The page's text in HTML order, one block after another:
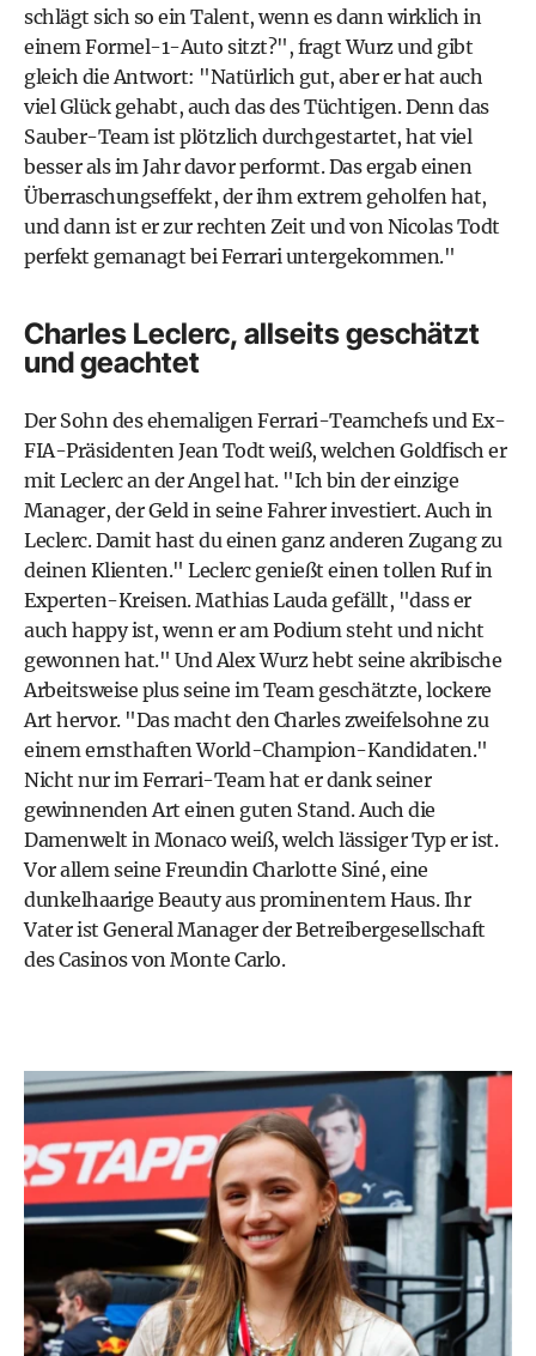
schlägt sich so ein Talent, wenn es dann wirklich in
einem Formel-1-Auto sitzt?", fragt Wurz und gibt
gleich die Antwort: "Natürlich gut, aber er hat auch
viel Glück gehabt, auch das des Tüchtigen. Denn das
Sauber-Team ist plötzlich durchgestartet, hat viel
besser als im Jahr davor performt. Das ergab einen
Überraschungseffekt, der ihm extrem geholfen hat,
und dann ist er zur rechten Zeit und von Nicolas Todt
perfekt gemanagt bei Ferrari untergekommen."
Charles Leclerc, allseits geschätzt
und geachtet
Der Sohn des ehemaligen Ferrari-Teamchefs und Ex-
FIA-Präsidenten Jean Todt weiß, welchen Goldfisch er
mit Leclerc an der Angel hat. "Ich bin der einzige
Manager, der Geld in seine Fahrer investiert. Auch in
Leclerc. Damit hast du einen ganz anderen Zugang zu
deinen Klienten." Leclerc genießt einen tollen Ruf in
Experten-Kreisen. Mathias Lauda gefällt, "dass er
auch happy ist, wenn er am Podium steht und nicht
gewonnen hat." Und Alex Wurz hebt seine akribische
Arbeitsweise plus seine im Team geschätzte, lockere
Art hervor. "Das macht den Charles zweifelsohne zu
einem ernsthaften World-Champion-Kandidaten."
Nicht nur im Ferrari-Team hat er dank seiner
gewinnenden Art einen guten Stand. Auch die
Damenwelt in Monaco weiß, welch lässiger Typ er ist.
Vor allem seine Freundin Charlotte Siné, eine
dunkelhaarige Beauty aus prominentem Haus. Ihr
Vater ist General Manager der Betreibergesellschaft
des Casinos von Monte Carlo.